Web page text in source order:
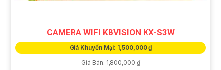
CAMERA WIFI KBVISION KX-S3W
Giá Khuyến Mại: 1,500,000 ₫
Giá Bán: 1,800,000 ₫